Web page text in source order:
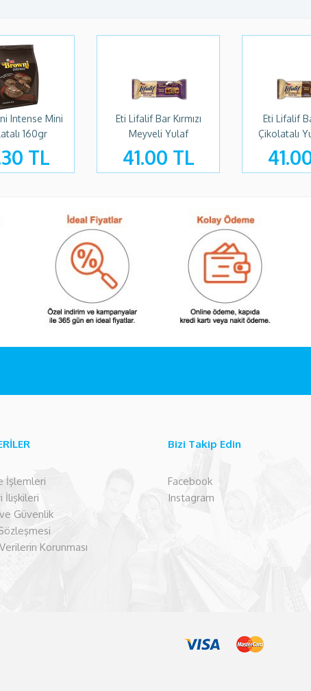
Intense Mini
160gr
TL
Eti Lifalif Bar Kırmızı
Meyveli Yulaf
41.00 TL
Eti Lifalif
Çikolatalı
İşlemleri
İlişkileri
Güvenlik
Korunması
Bizi Takip Edin
Facebook
Instagram